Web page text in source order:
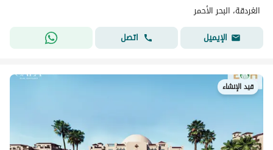
الغردقة، البحر الأحمر
الإيميل
اتصل
قيد الإنشاء